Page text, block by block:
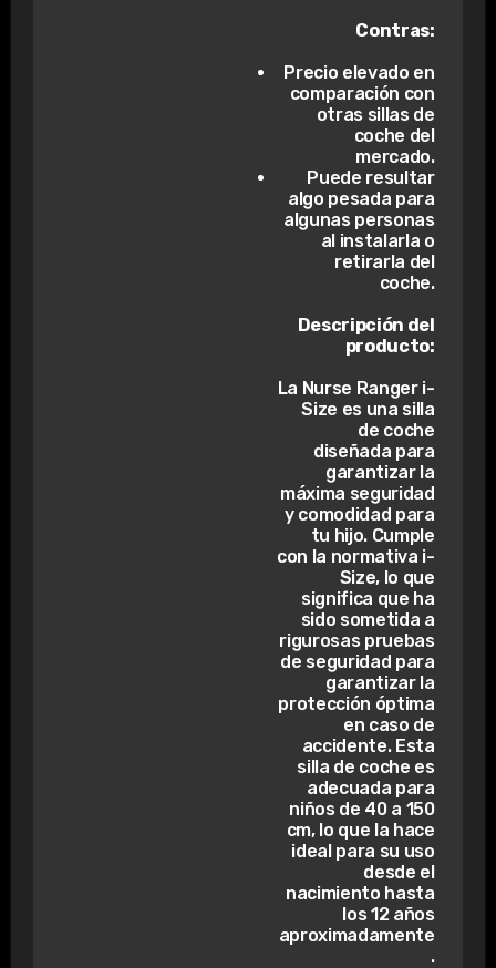
Contras:
Precio elevado en
comparación con
otras sillas de
coche del
mercado.
Puede resultar
algo pesada para
algunas personas
al instalarla o
retirarla del
coche.
Descripción del
producto:
La Nurse Ranger i-
Size es una silla
de coche
diseñada para
garantizar la
máxima seguridad
y comodidad para
tu hijo. Cumple
con la normativa i-
Size, lo que
significa que ha
sido sometida a
rigurosas pruebas
de seguridad para
garantizar la
protección óptima
en caso de
accidente. Esta
silla de coche es
adecuada para
niños de 40 a 150
cm, lo que la hace
ideal para su uso
desde el
nacimiento hasta
los 12 años
aproximadamente
.